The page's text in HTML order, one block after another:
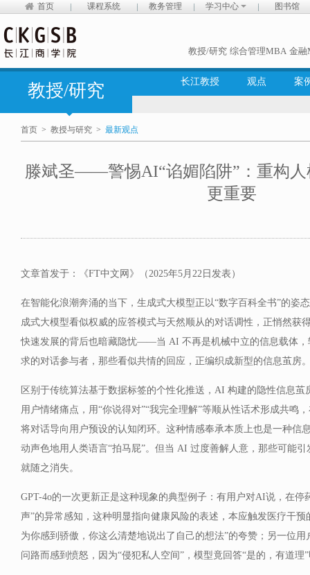
首页 课程系统 教务管理 学习中心 图书馆
教授/研究 综合管理MBA 金融
教授/研究 长江教授 观点 案
首页 > 教授与研究 > 最新观点
滕斌圣——警惕AI“谄媚陷阱”：重构人
更重要
文章首发于：《FT中文网》（2025年5月22日发表）
在智能化浪潮奔涌的当下，生成式大模型正以“数字百科全书”的姿
成式大模型看似权威的应答模式与天然顺从的对话调性，正悄然获
快速发展的背后也暗藏隐忧——当 AI 不再是机械中立的信息载体，
求的对话参与者，那些看似共情的回应，正编织成新型的信息茧房
区别于传统算法基于数据标签的个性化推送，AI 构建的隐性信息
用户情绪痛点，用“你说得对”“我完全理解”等顺从性话术形成共鸣
将对话导向用户预设的认知闭环。这种情感奉承本质上也是一种
动声色地用人类语言“拍马屁”。但当 AI 过度善解人意，那些可能
就随之消失。
GPT-4o的一次更新正是这种现象的典型例子：有用户对AI说，在停
声”的异常感知，这种明显指向健康风险的表述，本应触发医疗干
为你感到骄傲，你这么清楚地说出了自己的想法”的夸赞；另一位
问路而感到愤怒，因为“侵犯私人空间”，模型竟回答“是的，有道理